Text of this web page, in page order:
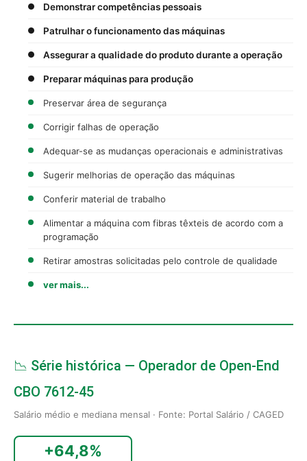
Demonstrar competências pessoais
Patrulhar o funcionamento das máquinas
Assegurar a qualidade do produto durante a operação
Preparar máquinas para produção
Preservar área de segurança
Corrigir falhas de operação
Adequar-se as mudanças operacionais e administrativas
Sugerir melhorias de operação das máquinas
Conferir material de trabalho
Alimentar a máquina com fibras têxteis de acordo com a
programação
Retirar amostras solicitadas pelo controle de qualidade
ver mais...
📉 Série histórica — Operador de Open-End
CBO 7612-45
Salário médio e mediana mensal · Fonte: Portal Salário / CAGED
+64,8%